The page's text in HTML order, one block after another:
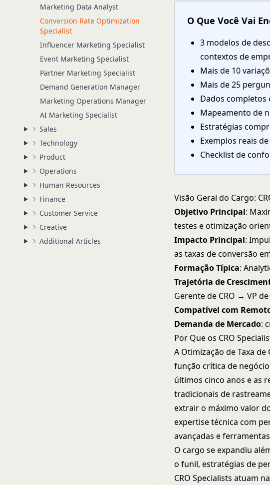
Marketing Data Analyst
Conversion Rate Optimization
Specialist
Influencer Marketing Specialist
Event Marketing Specialist
Partner Marketing Specialist
Demand Generation Manager
Marketing Operations Manager
AI Marketing Specialist
Sales
Technology
Product
Operations
Human Resources
Finance
Customer Service
Creative
Additional Articles
O Que Você Vai
3 modelos de
contextos de
Mais de 10
Mais de 25
Dados completos
Mapeamento de
Estratégias
Exemplos reais
Checklist de
Visão Geral do Cargo:
Objetivo Principal:
testes e otimização
Impacto Principal:
as taxas de conversão
Formação Típica:
Trajetória de
Gerente de CRO → VP
Compatível com
Demanda de Mercado:
Por Que os CRO
A Otimização de Taxa
função crítica de
últimos cinco anos e as
tradicionais de
extrair o máximo valor
expertise técnica com
avançadas e
O cargo se expandiu
o funil, estratégias de
CRO Specialists atuam